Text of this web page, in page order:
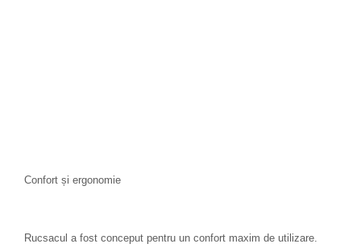
Confort și ergonomie
Rucsacul a fost conceput pentru un confort maxim de utilizare.